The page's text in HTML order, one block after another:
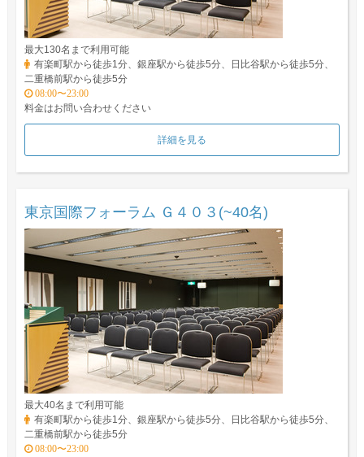
最大130名まで利用可能
有楽町駅から徒歩1分、銀座駅から徒歩5分、日比谷駅から徒歩5分、
二重橋前駅から徒歩5分
08:00〜23:00
料金はお問い合わせください
詳細を見る
東京国際フォーラム Ｇ４０３(~40名)
最大40名まで利用可能
有楽町駅から徒歩1分、銀座駅から徒歩5分、日比谷駅から徒歩5分、
二重橋前駅から徒歩5分
08:00〜23:00